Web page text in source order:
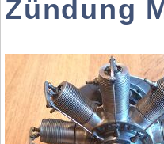
Zündung